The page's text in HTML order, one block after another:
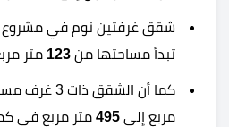
شقق غرفتين نوم في مشروع
تبدأ مساحتها من 123 متر
كما أن الشقق ذات 3 غرف مساحتها تبدأ من
مربع إلى 495 متر مربع في